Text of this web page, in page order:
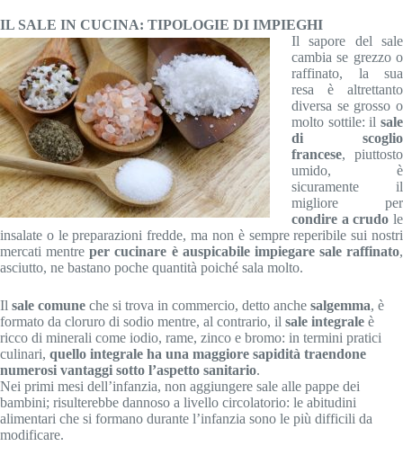
IL SALE IN CUCINA: TIPOLOGIE DI IMPIEGHI
Il sapore del sale
cambia se grezzo o
raffinato, la sua
resa è altrettanto
diversa se grosso o
molto sottile: il sale
di scoglio
francese, piuttosto
umido, è
sicuramente il
migliore per
condire a crudo le
insalate o le preparazioni fredde, ma non è sempre reperibile sui nostri
mercati mentreper cucinare è auspicabile impiegare sale raffinato,
asciutto, ne bastano poche quantità poiché sala molto.
Il sale comune che si trova in commercio, detto anche salgemma, è
formato da cloruro di sodio mentre, al contrario, il sale integrale è
ricco di minerali come iodio, rame, zinco e bromo: in termini pratici
culinari, quello integrale ha una maggiore sapidità traendone
numerosi vantaggi sotto l’aspetto sanitario.
Nei primi mesi dell’infanzia, non aggiungere sale alle pappe dei
bambini; risulterebbe dannoso a livello circolatorio: le abitudini
alimentari che si formano durante l’infanzia sono le più difficili da
modificare.